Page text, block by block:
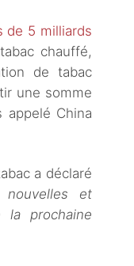
de 5 milliards
chauffé,
de tabac
une somme
appelé China
a déclaré
nouvelles et
la prochaine